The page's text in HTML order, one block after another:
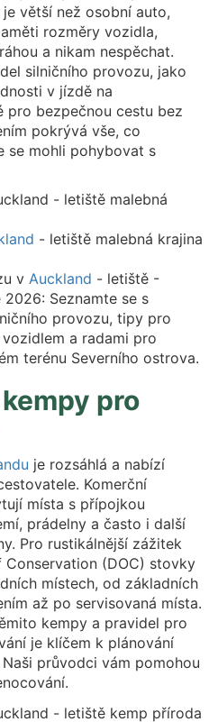
větší než osobní auto,
rozměry vozidla,
a nikam nespěchat.
silničního provozu, jako
v jízdě na
pro bezpečnou cestu bez
pokrývá vše, co
se mohli pohybovat s
- letiště malebná krajina
v Auckland - letiště -
Seznamte se s
provozu, tipy pro
a radami pro
terénu Severního ostrova.
pro
je rozsáhlá a nabízí
Komerční
místa s přípojkou
prádelny a často i další
Pro rustikálnější zážitek
(DOC) stovky
místech, od základních
až po servisovaná místa.
kempy a pravidel pro
je klíčem k plánování
průvodci vám pomohou